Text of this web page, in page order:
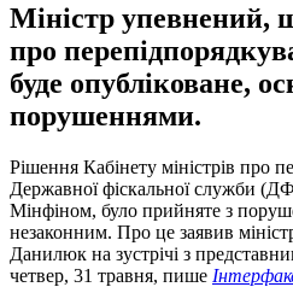
Міністр упевнений,
про
буде опубліковане,
порушеннями.
Рішення Кабінету міністрів про
Державної фіскальної служби
Мінфіном, було прийняте з
незаконним. Про це заявив
Данилюк на зустрічі з
четвер, 31 травня, пише